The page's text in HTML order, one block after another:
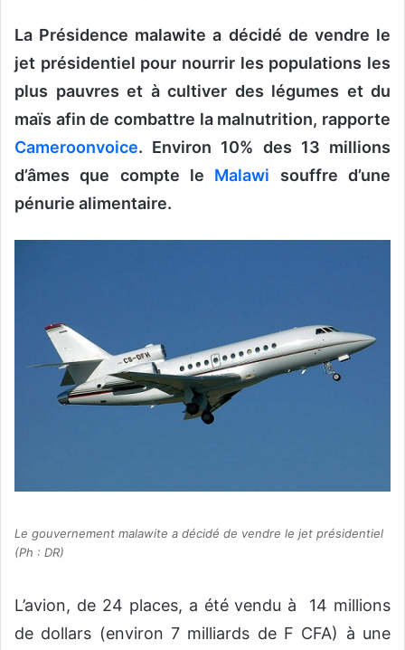
e
u
c
o
u
r
La Présidence malawite a décidé de vendre le
jet présidentiel pour nourrir les populations les
plus pauvres et à cultiver des légumes et du
maïs afin de combattre la malnutrition, rapporte
Cameroonvoice. Environ 10% des 13 millions
d’âmes que compte le Malawi souffre d’une
pénurie alimentaire.
Le gouvernement malawite a décidé de vendre le jet présidentiel
(Ph : DR)
L’avion, de 24 places, a été vendu à 14 millions
de dollars (environ 7 milliards de F CFA) à une